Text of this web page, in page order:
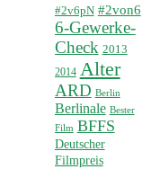
#2v6pN #2von6
6-Gewerke-
Check 2013
2014 Alter
ARD Berlin
Berlinale Bester
Film BFFS
Deutscher
Filmpreis